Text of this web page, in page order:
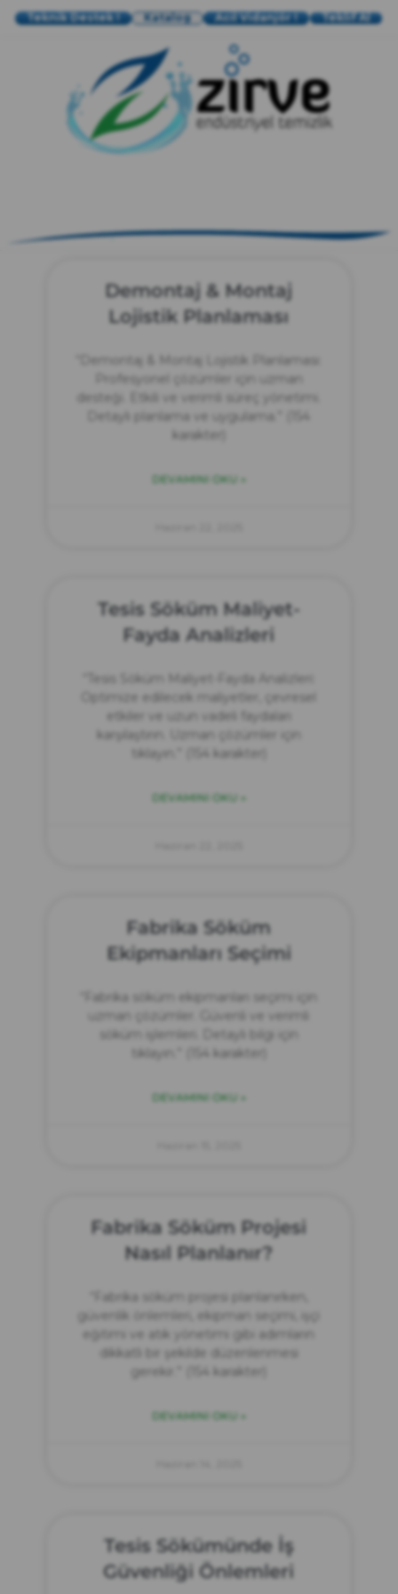
Teknik Destek ! Katalog Acil Vidanjör ! Teklif Al
Demontaj & Montaj
Lojistik Planlaması
“Demontaj & Montaj Lojistik Planlaması:
Profesyonel çözümler için uzman
desteği. Etkili ve verimli süreç yönetimi.
Detaylı planlama ve uygulama.” (154
karakter)
DEVAMINI OKU »
Tesis Söküm Maliyet-
Fayda Analizleri
“Tesis Söküm Maliyet-Fayda Analizleri:
Optimize edilecek maliyetler, çevresel
etkiler ve uzun vadeli faydaları
karşılaştırın. Uzman çözümler için
tıklayın.” (154 karakter)
DEVAMINI OKU »
Fabrika Söküm
Ekipmanları Seçimi
“Fabrika söküm ekipmanları seçimi için
uzman çözümler. Güvenli ve verimli
söküm işlemleri. Detaylı bilgi için
tıklayın.” (154 karakter)
DEVAMINI OKU »
Fabrika Söküm Projesi
Nasıl Planlanır?
“Fabrika söküm projesi planlanırken,
güvenlik önlemleri, ekipman seçimi, işçi
eğitimi ve atık yönetimi gibi adımların
dikkatli bir şekilde düzenlenmesi
gerekir.” (154 karakter)
DEVAMINI OKU »
Tesis Sökümünde İş
Güvenliği Önlemleri